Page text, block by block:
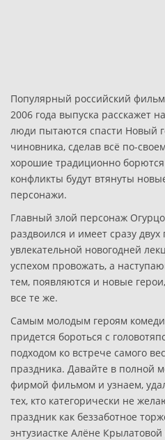
Популярный российский
2006 года выпуска расскажет
люди пытаются спасти Новый
чиновника, сделав всё по-
хорошие традиционно
конфликты будут втянуты
персонажи.
Главный злой персонаж
раздвоился и имеет сразу
увлекательной новогодней
успехом провожать, а
тем, появляются и новые
все те же.
Самым молодым героям
придется бороться с
подходом ко встрече самого
праздника. Давайте в полной
фирмой фильмом и узнаем,
тех, кто категорически не
праздник как беззаботное
энтузиастке Алёне